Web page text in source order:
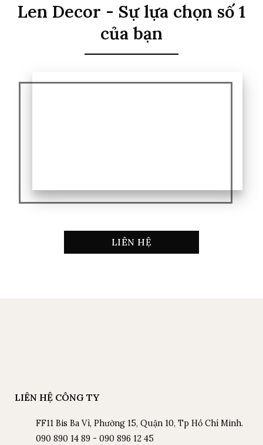
Len Decor - Sự lựa chọn số 1
của bạn
LIÊN HỆ
LIÊN HỆ CÔNG TY
FF11 Bis Ba Vì, Phường 15, Quận 10, Tp Hồ Chí Minh.
090 890 14 89 - 090 896 12 45